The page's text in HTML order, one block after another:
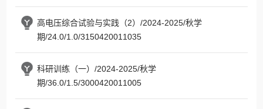
高电压综合试验与实践（2）/2024-2025/秋学
期/24.0/1.0/3150420011035
科研训练（一）/2024-2025/秋学
期/36.0/1.5/3000420011005